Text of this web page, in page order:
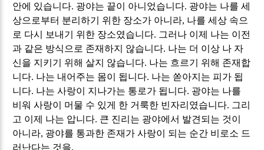
안에 있습니다. 광야는 끝이 아니었습니다. 광야는 나를 세
상으로부터 분리하기 위한 장소가 아니라, 나를 세상 속으
로 다시 보내기 위한 장소였습니다. 그러나 이제 나는 이전
과 같은 방식으로 존재하지 않습니다. 나는 더 이상 나 자
신을 지키기 위해 살지 않습니다. 나는 흐르기 위해 존재합
니다. 나는 내어주는 몸이 됩니다. 나는 쏟아지는 피가 됩
니다. 나는 사랑이 지나가는 통로가 됩니다. 광야는 나를
비워 사랑이 머물 수 있게 한 거룩한 빈자리였습니다. 그리
고 이제 나는 압니다. 큰 진리는 광야에서 발견되는 것이
아니라, 광야를 통과한 존재가 사랑이 되는 순간 비로소 드
러난다는 것을,